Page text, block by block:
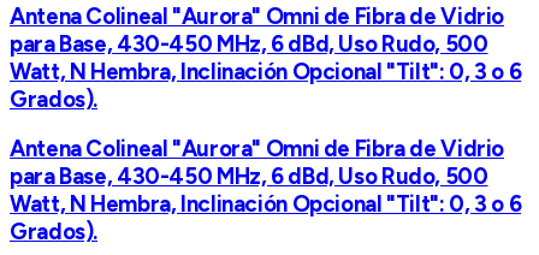
Antena Colineal "Aurora" Omni de Fibra de Vidrio
para Base, 430-450 MHz, 6 dBd, Uso Rudo, 500
Watt, N Hembra, Inclinación Opcional "Tilt": 0, 3 o 6
Grados).
Antena Colineal "Aurora" Omni de Fibra de Vidrio
para Base, 430-450 MHz, 6 dBd, Uso Rudo, 500
Watt, N Hembra, Inclinación Opcional "Tilt": 0, 3 o 6
Grados).